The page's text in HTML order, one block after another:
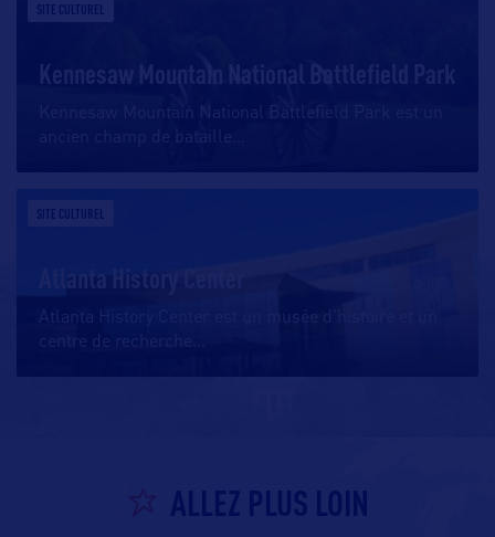
SITE CULTUREL
Kennesaw Mountain National Battlefield Park
Kennesaw Mountain National Battlefield Park est un
ancien champ de bataille
SITE CULTUREL
Atlanta History Center est un musée d’histoire et un
centre de recherche
ALLEZ PLUS LOIN